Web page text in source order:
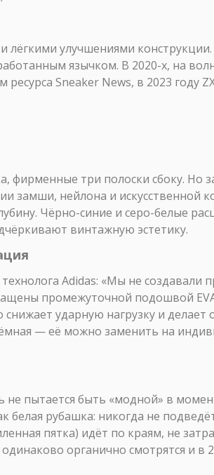
улучшениями конструкции.
язычком. В 2020-х, на
Sneaker News, в 2023 году
фирменные три полоски сбоку. Но
замши, нейлона и искусственной
Чёрно-синие и серо-белые
винтажную эстетику.
Adidas: «Мы не создавали
промежуточной подошвой
ударную нагрузку и делает
— её можно заменить на
не пытается быть «модной» в
белая рубашка: никогда не
пятка) идёт по краям, не
органично смотрятся и в